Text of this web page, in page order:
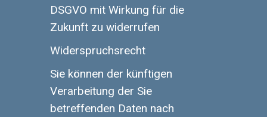
DSGVO mit Wirkung für die
Zukunft zu widerrufen
Widerspruchsrecht
Sie können der künftigen
Verarbeitung der Sie
betreffenden Daten nach